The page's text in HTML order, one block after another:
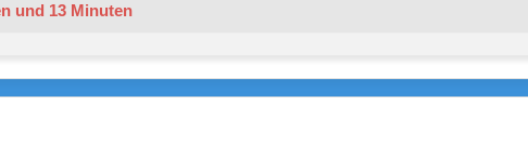
und 13 Minuten